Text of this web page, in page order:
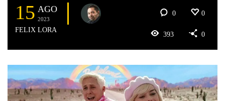
15 AGO
2023
FELIX LORA
0 0
393 0